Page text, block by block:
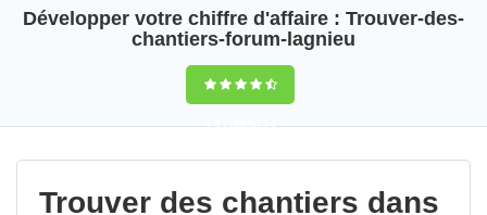
Développer votre chiffre d'affaire : Trouver-des-
chantiers-forum-lagnieu
9,5(100%)74
votes
Trouver des chantiers dans